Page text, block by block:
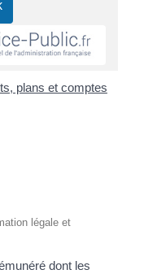
plans et comptes
légale et
dont les